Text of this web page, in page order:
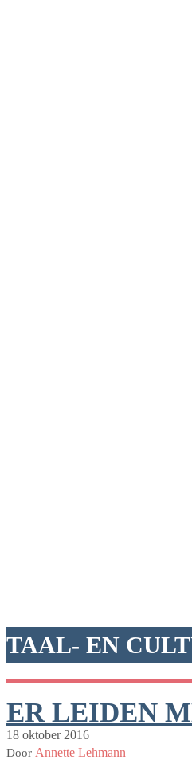
TAAL- EN
ER LEIDEN
18 oktober 2016
Door Annette Lehmann